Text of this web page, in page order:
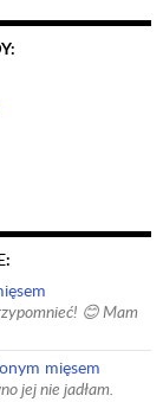
😊 Mam
mięsem
jej nie jadłam.